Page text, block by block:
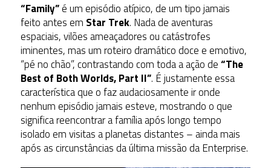
“Family”é um episódio atípico, de um tipo jamais
feito antes em Star Trek. Nada de aventuras
espaciais, vilões ameaçadores ou catástrofes
iminentes, mas um roteiro dramático doce e emotivo,
“pé no chão”, contrastando com toda a ação de“The
Best of Both Worlds, Part II”. É justamente essa
característica que o faz audaciosamente ir onde
nenhum episódio jamais esteve, mostrando o que
significa reencontrar a família após longo tempo
isolado em visitas a planetas distantes – ainda mais
após as circunstâncias da última missão da Enterprise.